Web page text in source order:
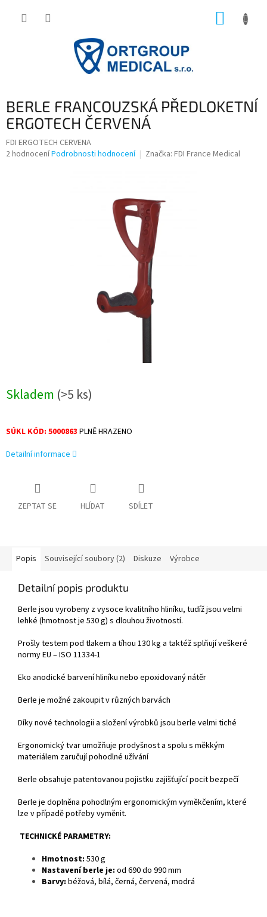
BERLE FRANCOUZSKÁ PŘEDLOKETNÍ
ERGOTECH ČERVENÁ
FDI ERGOTECH CERVENA
Průměrné
2 hodnoceníPodrobnosti hodnocení Značka: FDI France Medical
Skladem (>5 ks)
SÚKL KÓD: 5000863 PLNĚ HRAZENO
Detailní informace
ZEPTAT SE HLÍDAT SDÍLET
Popis Související soubory (2) Diskuze Výrobce
Detailní popis produktu
Berle jsou vyrobeny z vysoce kvalitního hliníku, tudíž jsou velmi
lehké (hmotnost je 530 g) s dlouhou životností.
Prošly testem pod tlakem a tíhou 130 kg a taktéž splňují veškeré
normy EU – ISO 11334-1
Eko anodické barvení hliníku nebo epoxidovaný nátěr
Berle je možné zakoupit v různých barvách
Díky nové technologii a složení výrobků jsou berle velmi tiché
Ergonomický tvar umožňuje prodyšnost a spolu s měkkým
materiálem zaručují pohodlné užívání
Berle obsahuje patentovanou pojistku zajišťující pocit bezpečí
Berle je doplněna pohodlným ergonomickým vyměkčením, které
lze v případě potřeby vyměnit.
TECHNICKÉ PARAMETRY:
Hmotnost: 530 g
Nastavení berle je: od 690 do 990 mm
Barvy: béžová, bílá, černá, červená, modrá